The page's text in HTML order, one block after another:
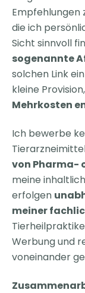
Empfehlungen
die ich
Sicht sinnvoll
sogenannte
solchen Link
kleine Provision,
Mehrkosten
Ich bewerbe
von Pharma-
meine
erfolgen
meiner
Werbung und
voneinander